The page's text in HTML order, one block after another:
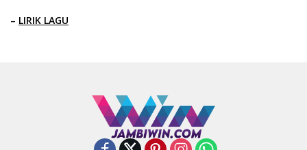
– LIRIK LAGU